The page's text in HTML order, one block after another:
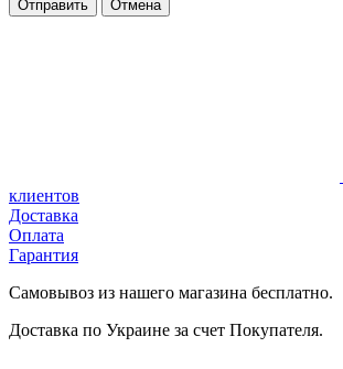
Отправить Отмена
клиентов
Доставка
Оплата
Гарантия
Самовывоз из нашего магазина бесплатно.
Доставка по Украине за счет Покупателя.